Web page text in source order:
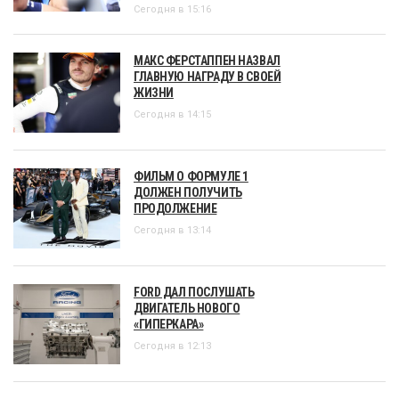
Сегодня в 15:16
МАКС ФЕРСТАППЕН НАЗВАЛ
ГЛАВНУЮ НАГРАДУ В СВОЕЙ
ЖИЗНИ
Сегодня в 14:15
ФИЛЬМ О ФОРМУЛЕ 1
ДОЛЖЕН ПОЛУЧИТЬ
ПРОДОЛЖЕНИЕ
Сегодня в 13:14
FORD ДАЛ ПОСЛУШАТЬ
ДВИГАТЕЛЬ НОВОГО
«ГИПЕРКАРА»
Сегодня в 12:13